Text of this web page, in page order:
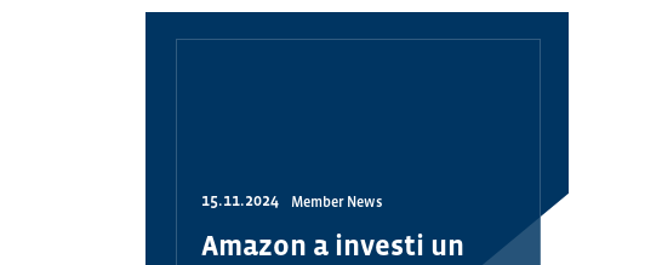
15.11.2024 Member News
Amazon a investi un